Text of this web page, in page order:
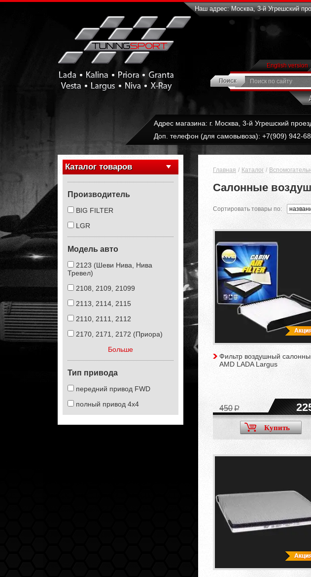
Наш адрес: Москва, 3-й Угрешский
English version
Адрес магазина: г. Москва, 3-й Угрешский
Доп. телефон (для самовывоза): +7(909) 942-
Каталог товаров
Производитель
BIG FILTER
LGR
Модель авто
2123 (Шеви Нива, Нива
Тревел)
2108, 2109, 21099
2113, 2114, 2115
2110, 2111, 2112
2170, 2171, 2172 (Приора)
Больше
Тип привода
передний привод FWD
полный привод 4х4
Главная Каталог
Салонные
Сортировать товары по:
Фильтр воздушный
AMD LADA Largus
450
Купить